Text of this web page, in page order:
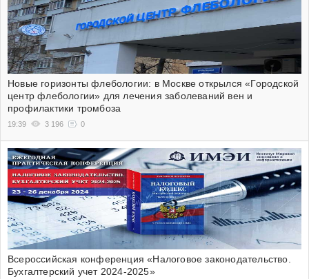
Новые горизонты флебологии: в Москве открылся «Городской
центр флебологии» для лечения заболеваний вен и
профилактики тромбоза
19:39 3 196 0
Всероссийская конференция «Налоговое законодательство.
Бухгалтерский учет 2024-2025»